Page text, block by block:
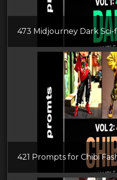
473 Midjourney Dark
421 Prompts for Chibi